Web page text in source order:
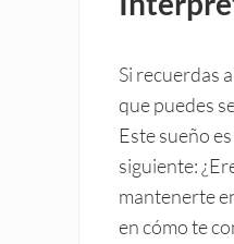
Si recuerdas
que puedes
Este sueño
siguiente:
mantenerte
en cómo te